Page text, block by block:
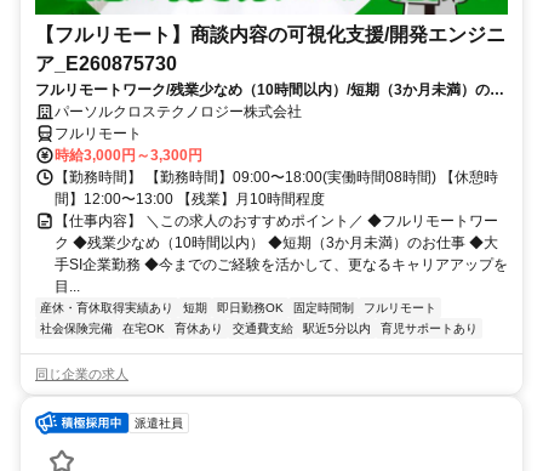
【フルリモート】商談内容の可視化支援/開発エンジニ
ア_E260875730
フルリモートワーク/残業少なめ（10時間以内）/短期（3か月未満）のお
仕事/大手SI企業勤務/今までのご経験を活かして、更なるキャリアアップ
を目指せます
パーソルクロステクノロジー株式会社
フルリモート
時給3,000円～3,300円
【勤務時間】 【勤務時間】09:00〜18:00(実働時間08時間) 【休憩時
間】12:00〜13:00 【残業】月10時間程度
【仕事内容】 ＼この求人のおすすめポイント／ ◆フルリモートワー
ク ◆残業少なめ（10時間以内） ◆短期（3か月未満）のお仕事 ◆大
手SI企業勤務 ◆今までのご経験を活かして、更なるキャリアアップを
目...
産休・育休取得実績あり 短期 即日勤務OK 固定時間制
フルリモート
社会保険完備
在宅OK 育休あり 交通費支給 駅近5分以内 育児サポートあり
同じ企業の求人
派遣社員